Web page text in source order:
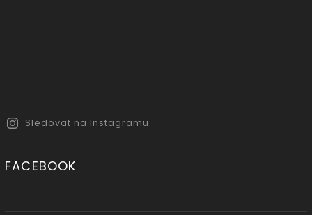
Sledovat na Instagramu
FACEBOOK